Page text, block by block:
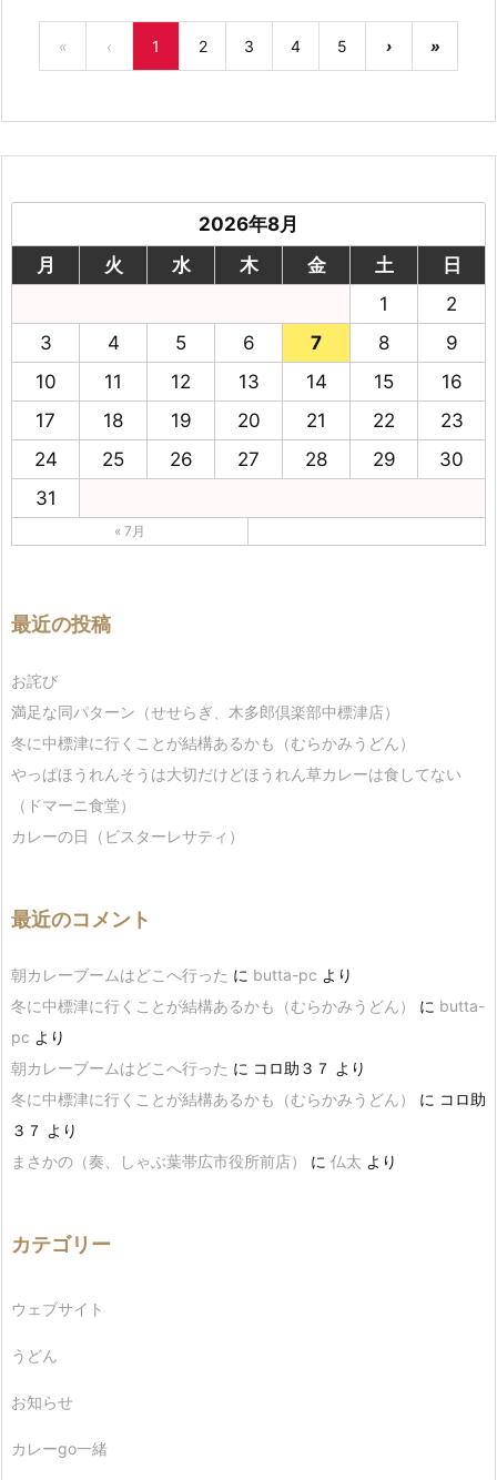
« ‹ 1 2 3 4 5 › »
2026年8月
月
火 水 木 金 土
日
1
2
3
4 5 6 7 8
9
10
11 12 13 14 15
16
17
18 19 20 21 22
23
24
25 26 27 28 29
30
31
« 7月
最近の投稿
お詫び
満足な同パターン（せせらぎ、木多郎倶楽部中標津店）
冬に中標津に行くことが結構あるかも（むらかみうどん）
やっぱほうれんそうは大切だけどほうれん草カレーは食してない
（ドマーニ食堂）
カレーの日（ビスターレサティ）
最近のコメント
朝カレーブームはどこへ行った に butta-pc より
冬に中標津に行くことが結構あるかも（むらかみうどん）
に butta-
pc より
朝カレーブームはどこへ行った に コロ助３７ より
冬に中標津に行くことが結構あるかも（むらかみうどん）
に コロ助
３７ より
まさかの（奏、しゃぶ葉帯広市役所前店）
に 仏太 より
カテゴリー
ウェブサイト
うどん
お知らせ
カレーgo一緒